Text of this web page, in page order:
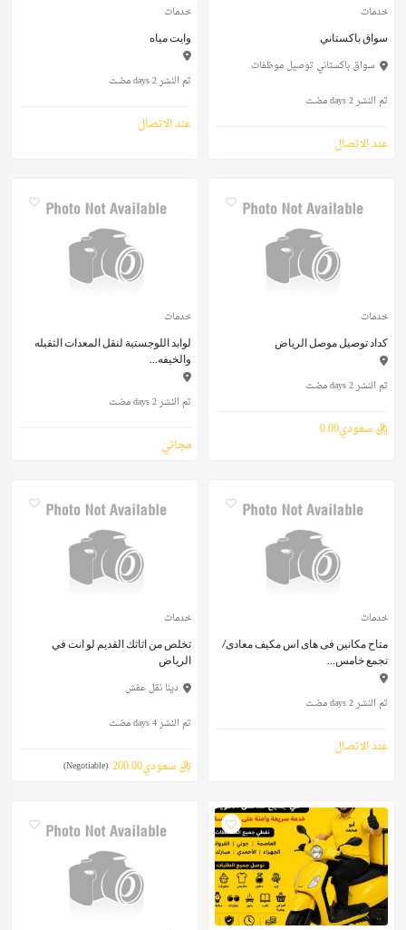
خدمات
سواق باكستاني
سواق باكستاني توصيل موظفات
تم النشر 2 days مضت
عند الاتصال
خدمات
وايت مياه
تم النشر 2 days مضت
عند الاتصال
خدمات
كداد توصيل موصل الرياض
تم النشر 2 days مضت
ريال سعودي0.00
خدمات
لوابد اللوجستية لنقل المعدات الثقيله
والخيفه...
تم النشر 2 days مضت
مجاني
خدمات
متاح مكانين فى هاى اس مكيف معادى/
تجمع خامس...
تم النشر 2 days مضت
عند الاتصال
خدمات
تخلص من اثاثك القديم لو انت في
الرياض
دينا نقل عفش
تم النشر 4 days مضت
ريال سعودي200.00 (Negotiable)